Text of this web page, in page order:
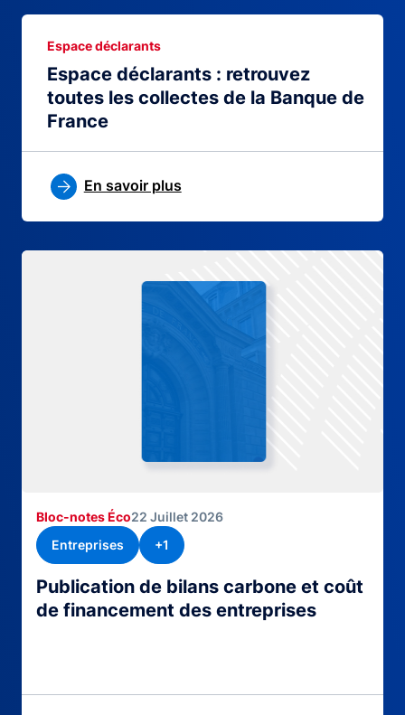
Publication de bilans carbone et coût
de financement des entreprises
Bloc-notes Éco22 Juillet 2026
Entreprises
+1
Espace déclarants : retrouvez
toutes les collectes de la Banque de
France
Espace déclarants
En savoir plus